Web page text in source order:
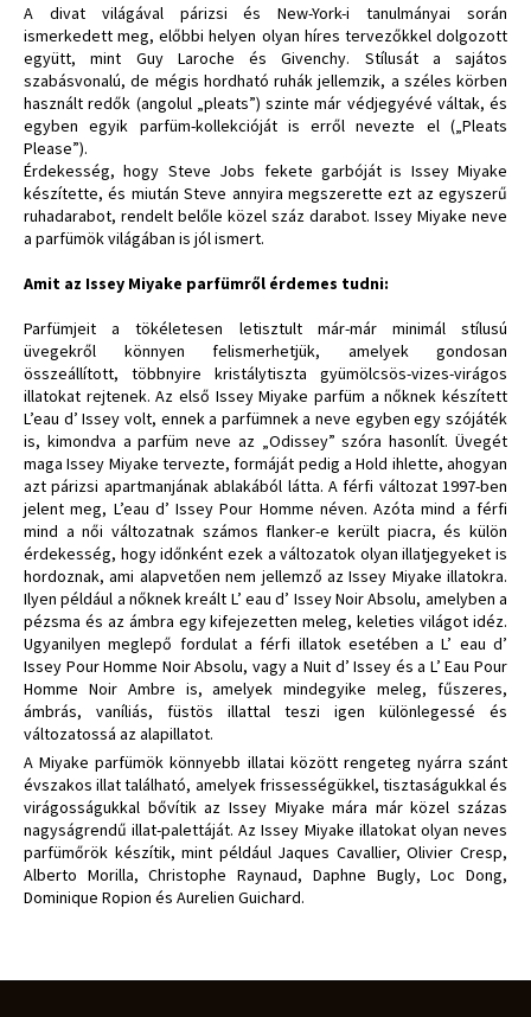
A divat világával párizsi és New-York-i tanulmányai során
ismerkedett meg, előbbi helyen olyan híres tervezőkkel dolgozott
együtt, mint Guy Laroche és Givenchy. Stílusát a sajátos
szabásvonalú, de mégis hordható ruhák jellemzik, a széles körben
használt redők (angolul „pleats”) szinte már védjegyévé váltak, és
egyben egyik parfüm-kollekcióját is erről nevezte el („Pleats
Please”).
Érdekesség, hogy Steve Jobs fekete garbóját is Issey Miyake
készítette, és miután Steve annyira megszerette ezt az egyszerű
ruhadarabot, rendelt belőle közel száz darabot. Issey Miyake neve
a parfümök világában is jól ismert.
Amit az Issey Miyake parfümről érdemes tudni:
Parfümjeit a tökéletesen letisztult már-már minimál stílusú
üvegekről könnyen felismerhetjük, amelyek gondosan
összeállított, többnyire kristálytiszta gyümölcsös-vizes-virágos
illatokat rejtenek. Az első Issey Miyake parfüm a nőknek készített
L’eau d’ Issey volt, ennek a parfümnek a neve egyben egy szójáték
is, kimondva a parfüm neve az „Odissey” szóra hasonlít. Üvegét
maga Issey Miyake tervezte, formáját pedig a Hold ihlette, ahogyan
azt párizsi apartmanjának ablakából látta. A férfi változat 1997-ben
jelent meg, L’eau d’ Issey Pour Homme néven. Azóta mind a férfi
mind a női változatnak számos flanker-e került piacra, és külön
érdekesség, hogy időnként ezek a változatok olyan illatjegyeket is
hordoznak, ami alapvetően nem jellemző az Issey Miyake illatokra.
Ilyen például a nőknek kreált L’ eau d’ Issey Noir Absolu, amelyben a
pézsma és az ámbra egy kifejezetten meleg, keleties világot idéz.
Ugyanilyen meglepő fordulat a férfi illatok esetében a L’ eau d’
Issey Pour Homme Noir Absolu, vagy a Nuit d’ Issey és a L’ Eau Pour
Homme Noir Ambre is, amelyek mindegyike meleg, fűszeres,
ámbrás, vaníliás, füstös illattal teszi igen különlegessé és
változatossá az alapillatot.
A Miyake parfümök könnyebb illatai között rengeteg nyárra szánt
évszakos illat található, amelyek frissességükkel, tisztaságukkal és
virágosságukkal bővítik az Issey Miyake mára már közel százas
nagyságrendű illat-palettáját. Az Issey Miyake illatokat olyan neves
parfümőrök készítik, mint például Jaques Cavallier, Olivier Cresp,
Alberto Morilla, Christophe Raynaud, Daphne Bugly, Loc Dong,
Dominique Ropion és Aurelien Guichard.